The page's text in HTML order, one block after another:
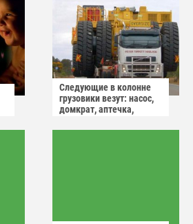
Следующие в колонне
грузовики везут: насос,
домкрат, аптечка,